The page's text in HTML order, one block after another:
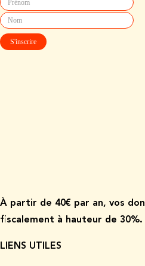
À partir de 40€ par an, vos
fiscalement à hauteur de 30%.
LIENS UTILES